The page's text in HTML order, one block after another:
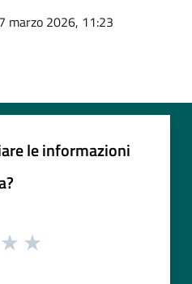
marzo 2026, 11:23
le informazioni